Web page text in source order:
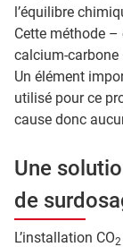
l’équilibre
Cette méthode
calcium-carbone
Un élément
utilisé pour ce
cause donc
Une
de
L’installation CO2